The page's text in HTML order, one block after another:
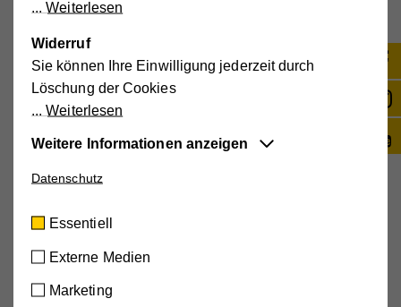
Telefonnummer*
Ich habe die Informationen zum
und stimme diesen zu.*
Unterstützungsmöglichkeiten
Weiterlesen
Widerruf
Sie können Ihre Einwilligung jederzeit durch
Löschung der Cookies
Weiterlesen
Essentiell
zugrundeliegenden Vorgänge wichtig und
unterstützen wichtige Funktionen wie den
sicherzustellen, dass sie so funktioniert wie von
Weitere Informationen anzeigen
Datenschutz
Essentiell
Externe Medien
Marketing